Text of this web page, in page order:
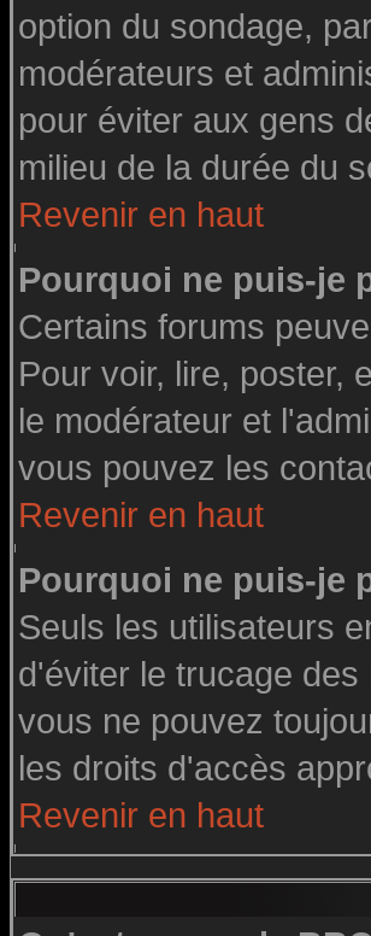
option du sondage,
modérateurs et
pour éviter aux gens
milieu de la durée du
Revenir en haut
Pourquoi ne puis-je
Certains forums
Pour voir, lire, poster,
le modérateur et
vous pouvez les
Revenir en haut
Pourquoi ne puis-je
Seuls les utilisateurs
d'éviter le trucage
vous ne pouvez
les droits d'accès
Revenir en haut